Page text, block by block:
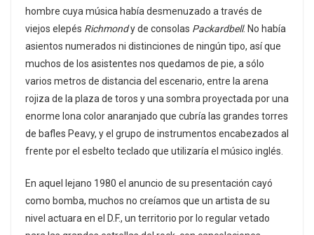
hombre cuya música había desmenuzado a través de
viejos elepés Richmondy de consolas Packardbell. No había
asientos numerados ni distinciones de ningún tipo, así que
muchos de los asistentes nos quedamos de pie, a sólo
varios metros de distancia del escenario, entre la arena
rojiza de la plaza de toros y una sombra proyectada por una
enorme lona color anaranjado que cubría las grandes torres
de bafles Peavy, y el grupo de instrumentos encabezados al
frente por el esbelto teclado que utilizaría el músico inglés.
En aquel lejano 1980 el anuncio de su presentación cayó
como bomba, muchos no creíamos que un artista de su
nivel actuara en el D.F., un territorio por lo regular vetado